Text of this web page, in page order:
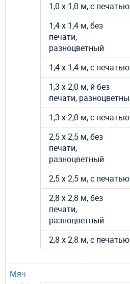
1,0 х 1,0 м, с печатью
1,4 х 1,4 м, без
печати,
разноцветный
1,4 х 1,4 м, с печатью
1,3 х 2,0 м, й без
печати, разноцветны
1,3 х 2,0 м, с печатью
2,5 х 2,5 м, без
печати,
разноцветный
2,5 х 2,5 м, с печатью
2,8 х 2,8 м, без
печати,
разноцветный
2,8 х 2,8 м, с печатью
Мяч